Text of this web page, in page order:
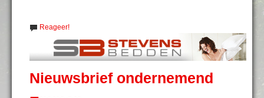
Reageer!
Nieuwsbrief ondernemend